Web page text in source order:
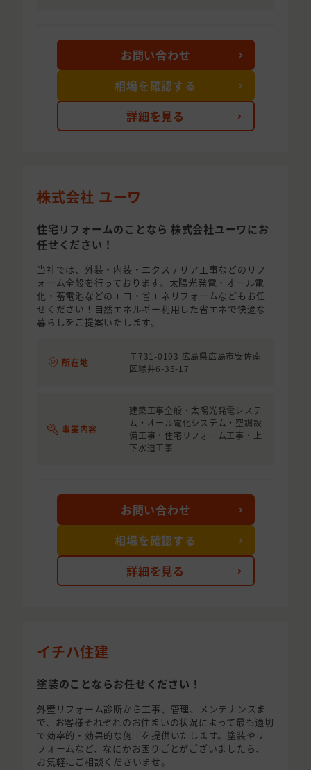
詳細を見る
お問い合わせ
相場を確認する
株式会社 ユーワ
住宅リフォームのことなら 株式会社ユーワにお
任せください！
当社では、外装・内装・エクステリア工事などのリフ
ォーム全般を行っております。太陽光発電・オール電
化・蓄電池などのエコ・省エネリフォームなどもお任
せください！自然エネルギー利用した省エネで快適な
暮らしをご提案いたします。
所在地
〒731-0103 広島県広島市安佐南
区緑井6-35-17
事業内容
建築工事全般・太陽光発電システ
ム・オール電化システム・空調設
備工事・住宅リフォーム工事・上
下水道工事
詳細を見る
お問い合わせ
相場を確認する
イチハ住建
塗装のことならお任せください！
外壁リフォーム診断から工事、管理、メンテナンスま
で、お客様それぞれのお住まいの状況によって最も適切
で効率的・効果的な施工を提供いたします。塗装やリ
フォームなど、なにかお困りごとがございましたら、
お気軽にご相談くださいませ。